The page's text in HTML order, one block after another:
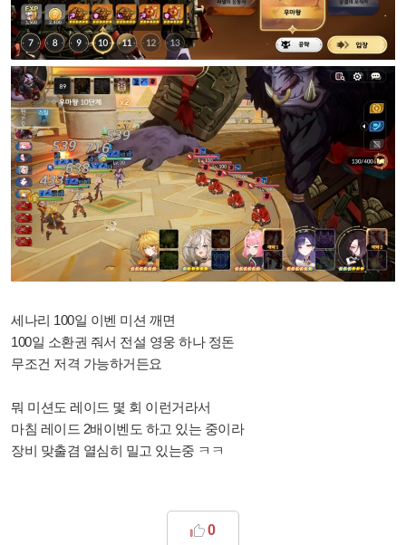
세나리 100일 이벤 미션 깨면
100일 소환권 줘서 전설 영웅 하나 정돈
무조건 저격 가능하거든요
뭐 미션도 레이드 몇 회 이런거라서
마침 레이드 2배이벤도 하고 있는 중이라
장비 맞출겸 열심히 밀고 있는중 ㅋㅋ
0